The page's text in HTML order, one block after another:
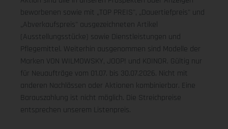
beworbenen sowie mit „TOP PREIS", „Dauertiefpreis" und
„Abverkaufspreis" ausgezeichneten Artikel
(Ausstellungsstücke) sowie Dienstleistungen und
Pflegemittel. Weiterhin ausgenommen sind Modelle der
Marken VON WILMOWSKY, JOOP! und KOINOR. Gültig nur
für Neuaufträge vom 01.07. bis 30.07.2026. Nicht mit
anderen Nachlässen oder Aktionen kombinierbar. Eine
Barauszahlung ist nicht möglich. Die Streichpreise
entsprechen unserem Listenpreis.